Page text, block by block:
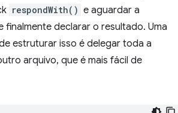
respondWith() e aguardar a
finalmente declarar o resultado. Uma
estruturar isso é delegar toda a
arquivo, que é mais fácil de